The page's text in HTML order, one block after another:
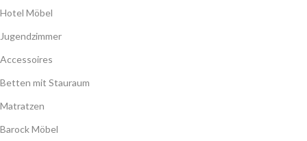
Hotel Möbel
Jugendzimmer
Accessoires
Betten mit Stauraum
Matratzen
Barock Möbel